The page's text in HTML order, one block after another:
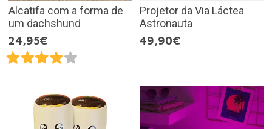
Alcatifa com a forma de
um dachshund
24,95€
Projetor da Via Láctea
Astronauta
49,90€